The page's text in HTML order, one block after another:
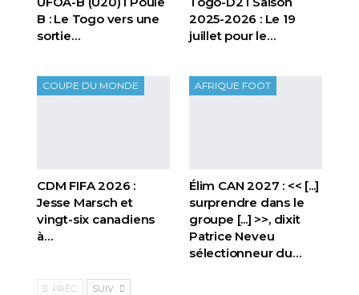
B : Le Togo vers une
sortie…
2025-2026 : Le 19
juillet pour le…
COUPE DU MONDE
CDM FIFA 2026 :
Jesse Marsch et
vingt-six canadiens
à…
AFRIQUE FOOT
Élim CAN 2027 : << [...]
surprendre dans le
groupe [...] >>, dixit
Patrice Neveu
sélectionneur du…
PRÉC. SUIV.